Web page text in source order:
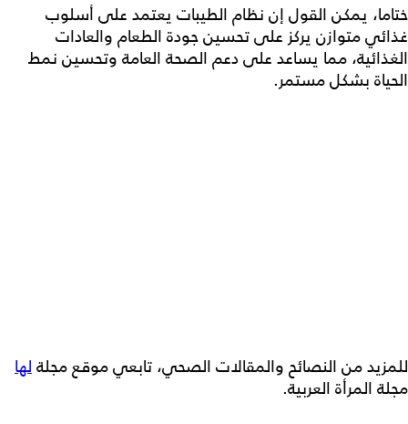
ختاما، يمكن القول إن نظام الطيبات يعتمد على أسلوب
غذائي متوازن يركز على تحسين جودة الطعام والعادات
الغذائية، مما يساعد على دعم الصحة العامة وتحسين نمط
الحياة بشكل مستمر.
للمزيد من النصائح والمقالات الصحي، تابعي موقع مجلةلها
مجلة المرأة العربية.